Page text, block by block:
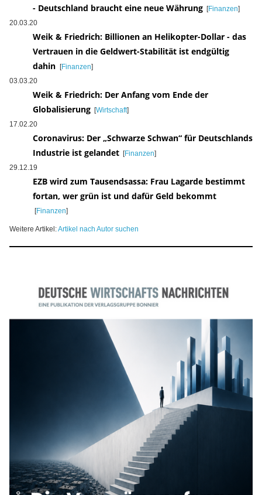
- Deutschland braucht eine neue Währung [Finanzen]
20.03.20
Weik & Friedrich: Billionen an Helikopter-Dollar - das
Vertrauen in die Geldwert-Stabilität ist endgültig
dahin
[Finanzen]
03.03.20
Weik & Friedrich: Der Anfang vom Ende der
Globalisierung [Wirtschaft]
17.02.20
Coronavirus: Der „Schwarze Schwan“ für Deutschlands
Industrie ist gelandet [Finanzen]
29.12.19
EZB wird zum Tausendsassa: Frau Lagarde bestimmt
fortan, wer grün ist und dafür Geld bekommt
[Finanzen]
Weitere Artikel:Artikel nach Autor suchen